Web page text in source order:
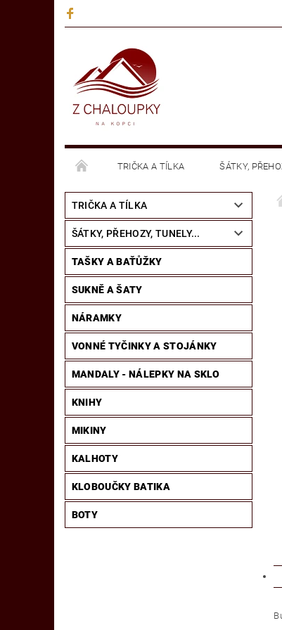
TRIČKA A TÍLKA ŠÁTKY,
MANDALY - NÁLEPKY NA SKLO
TRIČKA A TÍLKA
ŠÁTKY, PŘEHOZY, TUNELY...
TAŠKY A BAŤŮŽKY
SUKNĚ A ŠATY
NÁRAMKY
VONNÉ TYČINKY A STOJÁNKY
MANDALY - NÁLEPKY NA SKLO
KNIHY
MIKINY
KALHOTY
KLOBOUČKY BATIKA
BOTY